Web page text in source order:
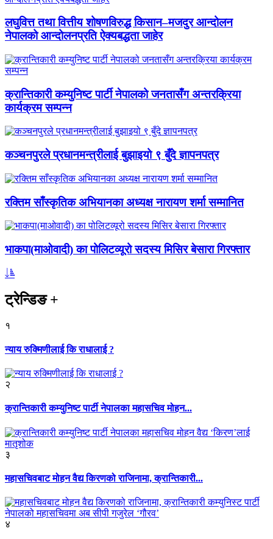
लघुवित्त तथा वित्तीय शोषणविरुद्ध किसान–मजदुर आन्दोलन
नेपालको आन्दोलनप्रति ऐक्यबद्धता जाहेर
क्रान्तिकारी कम्युनिष्ट पार्टी नेपालको जनतासँग अन्तरक्रिया
कार्यक्रम सम्पन्न
कञ्चनपुरले प्रधानमन्त्रीलाई बुझाइयो ९ बुँदे ज्ञापनपत्र
रक्तिम साँस्कृतिक अभियानका अध्यक्ष नारायण शर्मा सम्मानित
भाकपा(माओवादी) का पोलिटव्यूरो सदस्य मिसिर बेसारा गिरफ्तार
ट्रेन्डिङ+
१
न्याय रुक्मिणीलाई कि राधालाई ?
२
क्रान्तिकारी कम्युनिष्ट पार्टी नेपालका महासचिव मोहन...
३
महासचिवबाट मोहन वैद्य किरणको राजिनामा, क्रान्तिकारी...
४